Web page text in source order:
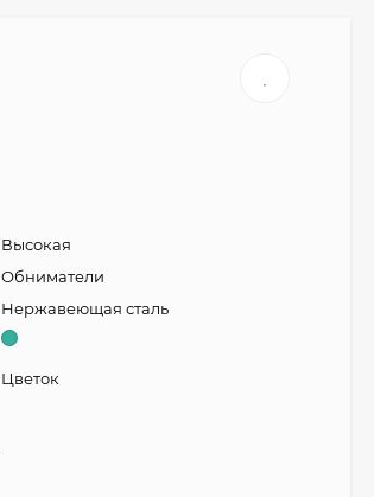
Высокая
Обниматели
Нержавеющая сталь
Цветок